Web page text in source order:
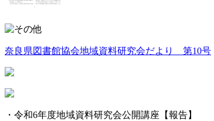
奈良県図書館協会地域資料研究会だより 第10号
・令和6年度地域資料研究会公開講座【報告】